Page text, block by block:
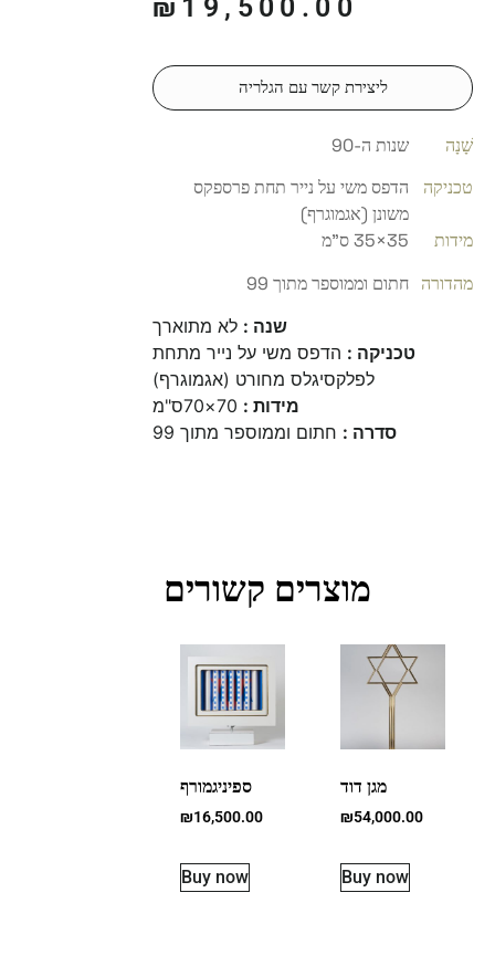
₪ 19,500.00
ליצירת קשר עם הגלריה
שָׁנָה
שנות ה-90
טכניקה
הדפס משי על נייר תחת פרספקס
משונן (אגמוגרף)
מידות
35×35 ס"מ
מהדורה חתום וממוספר מתוך 99
שנה : לא מתוארך
טכניקה : הדפס משי על נייר מתחת
לפלקסיגלס מחורט (אגמוגרף)
מידות :
סדרה : חתום וממוספר מתוך 99
מוצרים קשורים
מגן דוד
₪54,000.00
Buy now
ספיניגמורף
₪16,500.00
Buy now